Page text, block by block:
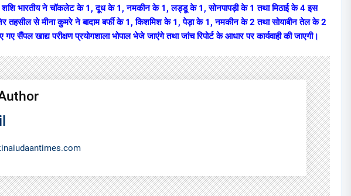
शशि भारतीय ने चॉकलेट के 1, दूध के 1, नमकीन के 1, लड्डू के 1, सोनपापड़ी के 1 तथा मिठाई के 4 इस
से मीना कुमरे ने बादाम बर्फी के 1, किशमिश के 1, पेड़ा के 1, नमकीन के 2 तथा सोयाबीन तेल के 2
सैंपल खाद्य परीक्षण प्रयोगशाला भोपाल भेजे जाएंगे तथा जांच रिपोर्ट के आधार पर कार्यवाही की जाएगी।